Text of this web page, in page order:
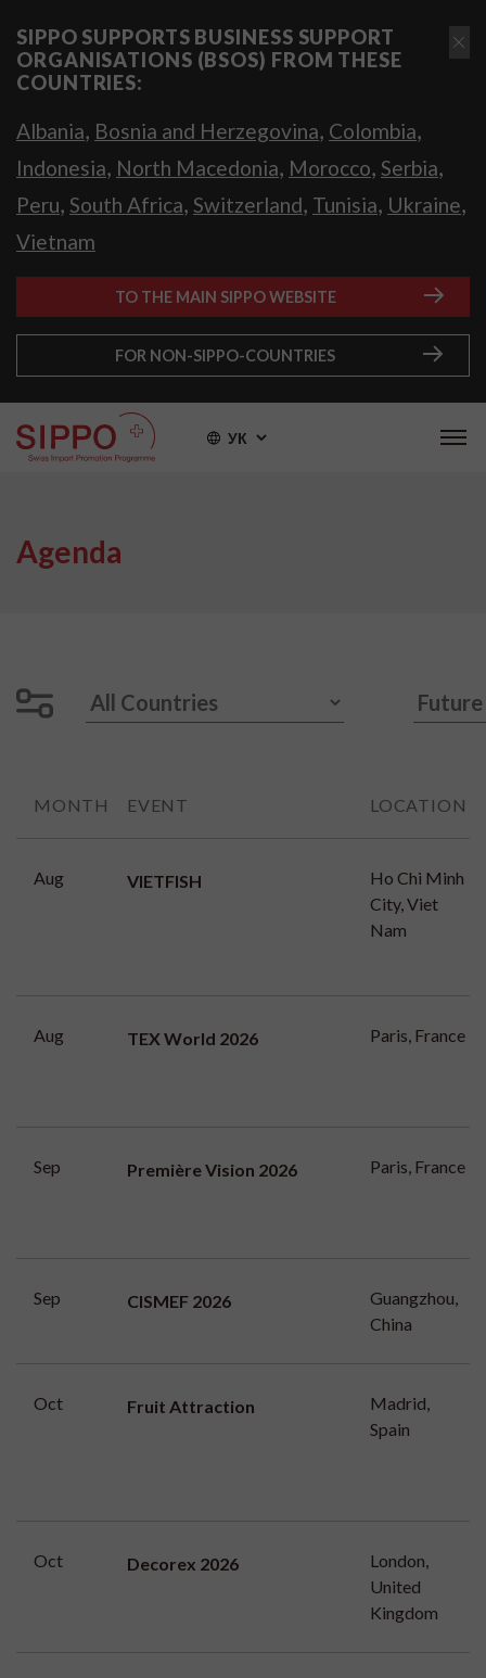
SIPPO SUPPORTS BUSINESS SUPPORT
ORGANISATIONS (BSOS) FROM THESE
COUNTRIES:
Albania, Bosnia and Herzegovina, Colombia,
Indonesia, North Macedonia, Morocco, Serbia,
Peru, South Africa, Switzerland, Tunisia, Ukraine,
Vietnam
TO THE MAIN SIPPO WEBSITE
FOR NON-SIPPO-COUNTRIES
УК
Agenda
MONTH EVENT LOCATION
Aug VIETFISH
Ho Chi Minh
City, Viet
Nam
Aug TEX World 2026 Paris, France
Sep Première Vision 2026 Paris, France
Sep CISMEF 2026
Guangzhou,
China
Oct Fruit Attraction
Madrid,
Spain
Oct Decorex 2026
London,
United
Kingdom